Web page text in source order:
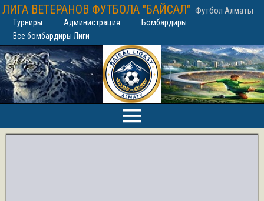
ЛИГА ВЕТЕРАНОВ ФУТБОЛА "БАЙСАЛ" Футбол Алматы
Турниры Администрация
Бомбардиры
Все бомбардиры Лиги